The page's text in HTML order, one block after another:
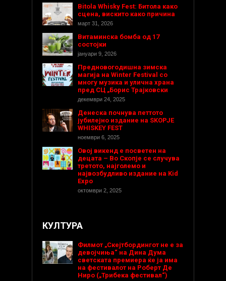
Bitola Whisky Fest: Битола како
сцена, вискито како причина
март 31, 2026
Витаминска бомба од 17
состојки
јануари 9, 2026
Предновогодишнa зимска
магија на Winter Festival со
многу музика и улична храна
пред СЦ „Борис Трајковски
декември 24, 2025
Денеска почнува петтото
јубилејно издание на SKOPJE
WHISKEY FEST
ноември 6, 2025
Овој викенд е посветен на
децата – Во Скопје се случува
третото, најголемо и
највозбудливо издание на Kid
Expo
октомври 2, 2025
КУЛТУРА
Филмот „Скејтбордингот не е за
девојчиња“ на Дина Дума
светската премиера ќе ја има
на фестивалот на Роберт Де
Ниро („Трибека фестивал“)